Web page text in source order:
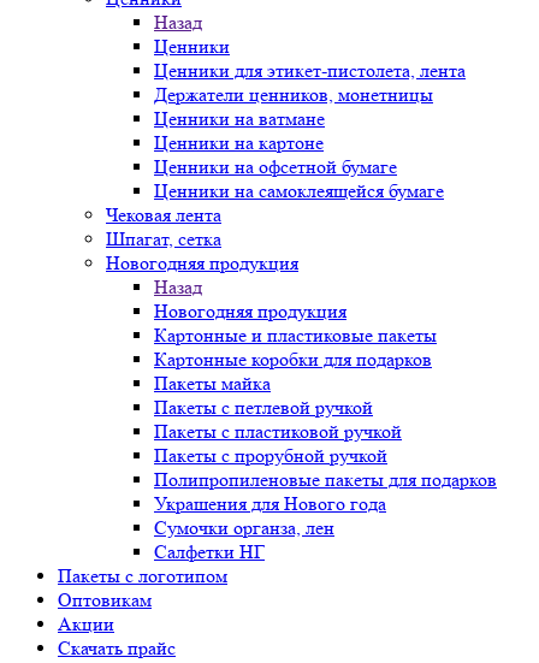
Назад
Ценники
Ценники для этикет-пистолета, лента
Держатели ценников, монетницы
Ценники на ватмане
Ценники на картоне
Ценники на офсетной бумаге
Ценники на самоклеящейся бумаге
Чековая лента
Шпагат, сетка
Новогодняя продукция
Назад
Новогодняя продукция
Картонные и пластиковые пакеты
Картонные коробки для подарков
Пакеты майка
Пакеты с петлевой ручкой
Пакеты с пластиковой ручкой
Пакеты с прорубной ручкой
Полипропиленовые пакеты для подарков
Украшения для Нового года
Сумочки органза, лен
Салфетки НГ
Пакеты с логотипом
Оптовикам
Акции
Скачать прайс